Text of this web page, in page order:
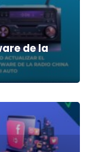
de la